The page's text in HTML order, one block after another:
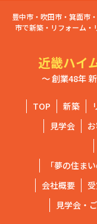
豊中市・吹田市・箕面市
市で新築・リフォーム・
近畿ハイ
～ 創業48年
TOP 新築
見学会
「夢の住ま
会社概要
見学会・